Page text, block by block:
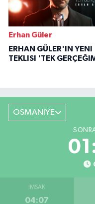
Erhan Güler
ERHAN GÜLER'IN YENI
TEKLISI 'TEK
OSMANİYE
İMSAK
04:07